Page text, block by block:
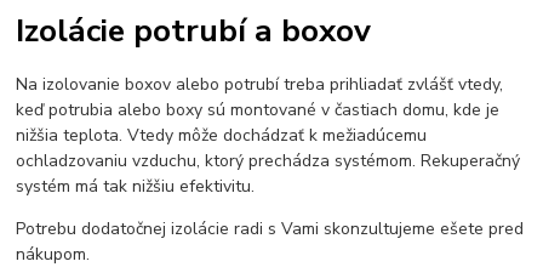
Izolácie potrubí a boxov
Na izolovanie boxov alebo potrubí treba prihliadať zvlášť vtedy,
keď potrubia alebo boxy sú montované v častiach domu, kde je
nižšia teplota. Vtedy môže dochádzať k mežiadúcemu
ochladzovaniu vzduchu, ktorý prechádza systémom. Rekuperačný
systém má tak nižšiu efektivitu.
Potrebu dodatočnej izolácie radi s Vami skonzultujeme ešete pred
nákupom.